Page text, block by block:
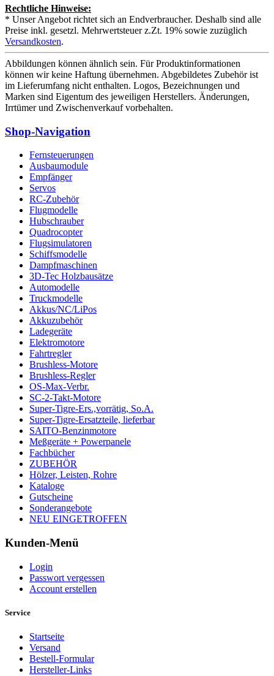
Rechtliche Hinweise:
* Unser Angebot richtet sich an Endverbraucher. Deshalb sind alle
Preise inkl. gesetzl. Mehrwertsteuer z.Zt. 19% sowie zuzüglich
Versandkosten.
Abbildungen können ähnlich sein. Für Produktinformationen
können wir keine Haftung übernehmen. Abgebildetes Zubehör ist
im Lieferumfang nicht enthalten. Logos, Bezeichnungen und
Marken sind Eigentum des jeweiligen Herstellers. Änderungen,
Irrtümer und Zwischenverkauf vorbehalten.
Shop-Navigation
Fernsteuerungen
Ausbaumodule
Empfänger
Servos
RC-Zubehör
Flugmodelle
Hubschrauber
Quadrocopter
Flugsimulatoren
Schiffsmodelle
Dampfmaschinen
3D-Tec Holzbausätze
Automodelle
Truckmodelle
Akkus/NC/LiPos
Akkuzubehör
Ladegeräte
Elektromotore
Fahrtregler
Brushless-Motore
Brushless-Regler
OS-Max-Verbr.
SC-2-Takt-Motore
Super-Tigre-Ers.,vorrätig, So.A.
Super-Tigre-Ersatzteile, lieferbar
SAITO-Benzinmotore
Meßgeräte + Powerpanele
Fachbücher
ZUBEHÖR
Hölzer, Leisten, Rohre
Kataloge
Gutscheine
Sonderangebote
NEU EINGETROFFEN
Kunden-Menü
Login
Passwort vergessen
Account erstellen
Service
Startseite
Versand
Bestell-Formular
Hersteller-Links